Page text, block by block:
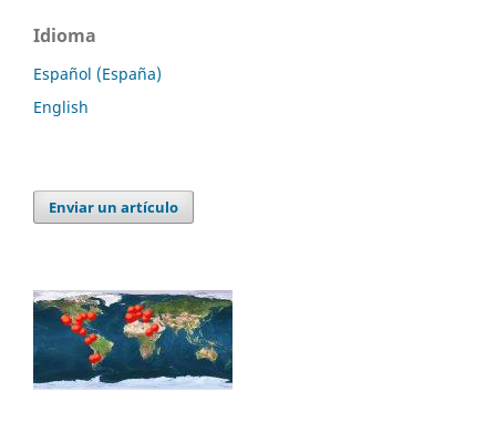
Idioma
Español (España)
English
Enviar un artículo